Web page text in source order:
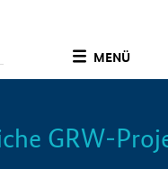
MENÜ
GRW-